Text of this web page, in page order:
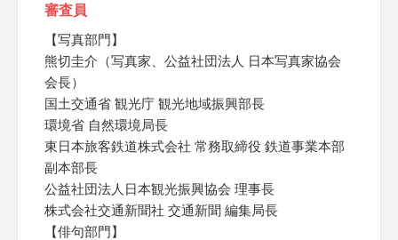
審査員
【写真部門】
熊切圭介（写真家、公益社団法人 日本写真家協会
会長）
国土交通省 観光庁 観光地域振興部長
環境省 自然環境局長
東日本旅客鉄道株式会社 常務取締役 鉄道事業本部
副本部長
公益社団法人日本観光振興協会 理事長
株式会社交通新聞社 交通新聞 編集局長
【俳句部門】